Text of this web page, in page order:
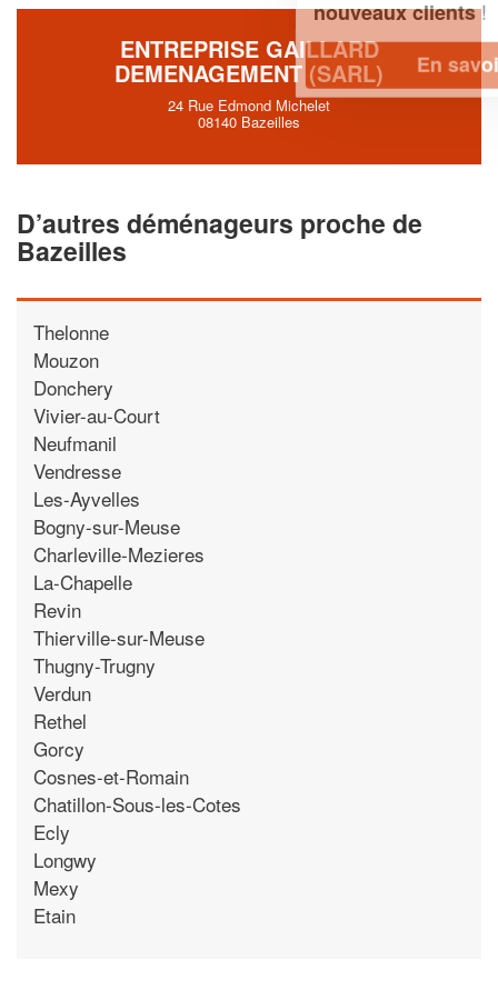
ENTREPRISE GAILLARD
DEMENAGEMENT (SARL)
24 Rue Edmond Michelet
08140 Bazeilles
D’autres déménageurs proche de
Bazeilles
Thelonne
Mouzon
Donchery
Vivier-au-Court
Neufmanil
Vendresse
Les-Ayvelles
Bogny-sur-Meuse
Charleville-Mezieres
La-Chapelle
Revin
Thierville-sur-Meuse
Thugny-Trugny
Verdun
Rethel
Gorcy
Cosnes-et-Romain
Chatillon-Sous-les-Cotes
Ecly
Longwy
Mexy
Etain
nouveaux clients!
En savoir plus